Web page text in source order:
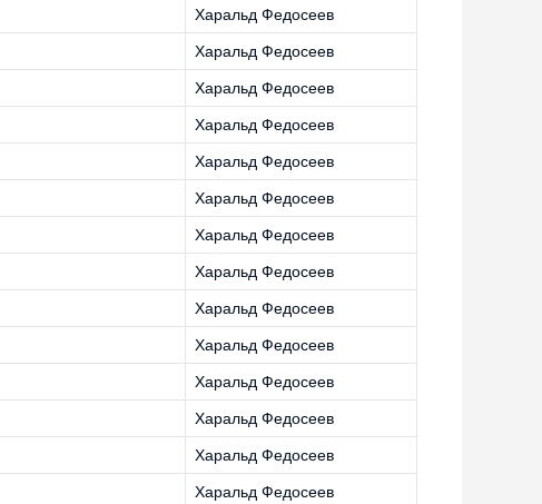
Харальд Федосеев
Харальд Федосеев
Харальд Федосеев
Харальд Федосеев
Харальд Федосеев
Харальд Федосеев
Харальд Федосеев
Харальд Федосеев
Харальд Федосеев
Харальд Федосеев
Харальд Федосеев
Харальд Федосеев
Харальд Федосеев
Харальд Федосеев